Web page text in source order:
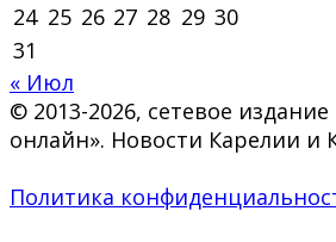
24 25 26 27 28 29 30
31
« Июл
© 2013-2026, сетевое издание
онлайн». Новости Карелии и
Политика